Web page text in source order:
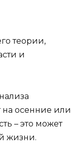
теории,
и
на осенние или
– это может
жизни.